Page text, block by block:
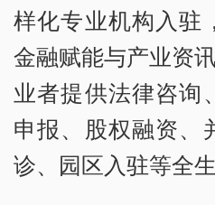
样化专业机构入驻
金融赋能与产业资
业者提供法律咨询
申报、股权融资、
诊、园区入驻等全